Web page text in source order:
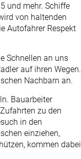
und mehr. Schiffe
von haltenden
Autofahrer Respekt
Schnellen an uns
auf ihren Wegen.
Nachbarn an.
Bauarbeiter
zu den
in den
einziehen,
kommen dabei